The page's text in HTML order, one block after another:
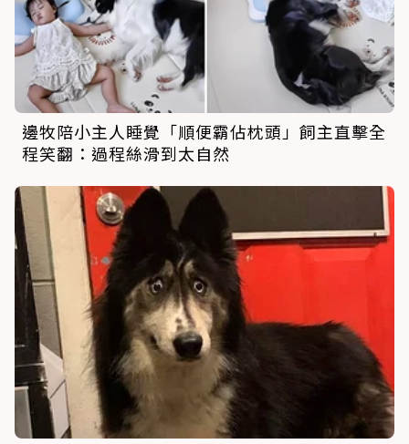
邊牧陪小主人睡覺「順便霸佔枕頭」飼主直擊全
程笑翻：過程絲滑到太自然